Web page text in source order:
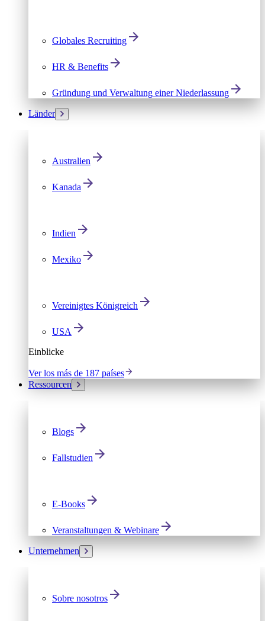
Globales Recruiting
HR & Benefits
Gründung und Verwaltung einer Niederlassung
Länder
Australien
Kanada
Indien
Mexiko
Vereinigtes Königreich
USA
Einblicke
Ver los más de 187 países
Ressourcen
Blogs
Fallstudien
E-Books
Veranstaltungen & Webinare
Unternehmen
Sobre nosotros